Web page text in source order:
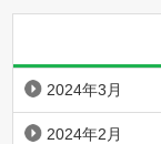
2024年3月
2024年2月